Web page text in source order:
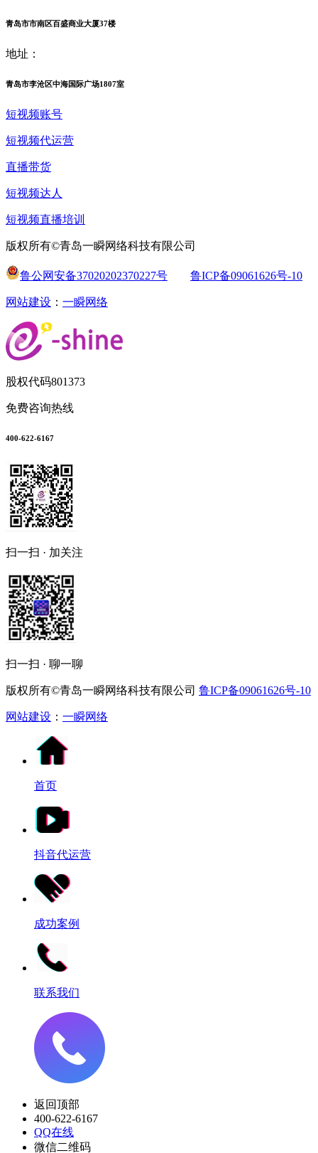
青岛市市南区百盛商业大厦37楼
地址：
青岛市李沧区中海国际广场1807室
短视频账号
短视频代运营
直播带货
短视频达人
短视频直播培训
版权所有©青岛一瞬网络科技有限公司
鲁公网安备37020202370227号 鲁ICP备09061626号-10
网站建设 ： 一瞬网络
股权代码801373
免费咨询热线
400-622-6167
扫一扫 · 加关注
扫一扫 · 聊一聊
版权所有©青岛一瞬网络科技有限公司 鲁ICP备09061626号-10
网站建设 ： 一瞬网络
首页
抖音代运营
成功案例
联系我们
返回顶部
400-622-6167
QQ在线
微信二维码